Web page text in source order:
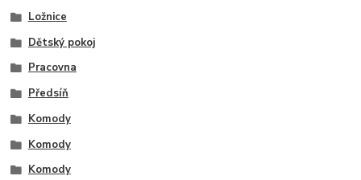
Ložnice
Dětský pokoj
Pracovna
Předsíň
Komody
Komody
Komody